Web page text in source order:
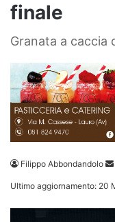
finale
Granata a caccia
Filippo Abbondandolo
Ultimo aggiornamento: 20